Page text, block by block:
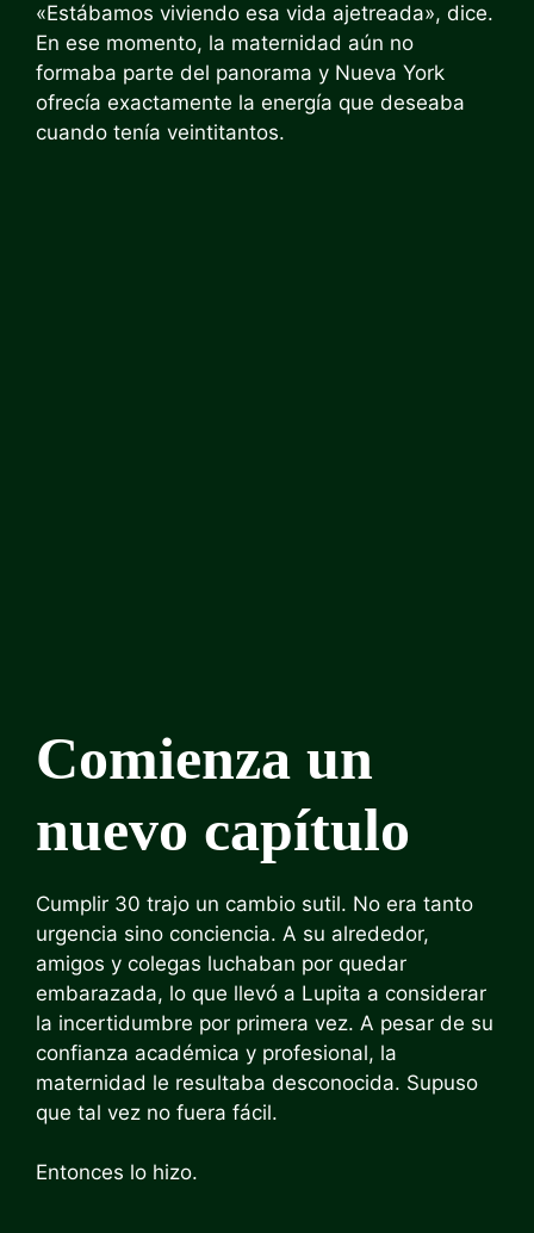
«Estábamos viviendo esa vida ajetreada», dice.
En ese momento, la maternidad aún no
formaba parte del panorama y Nueva York
ofrecía exactamente la energía que deseaba
cuando tenía veintitantos.
Comienza un
nuevo capítulo
Cumplir 30 trajo un cambio sutil. No era tanto
urgencia sino conciencia. A su alrededor,
amigos y colegas luchaban por quedar
embarazada, lo que llevó a Lupita a considerar
la incertidumbre por primera vez. A pesar de su
confianza académica y profesional, la
maternidad le resultaba desconocida. Supuso
que tal vez no fuera fácil.
Entonces lo hizo.